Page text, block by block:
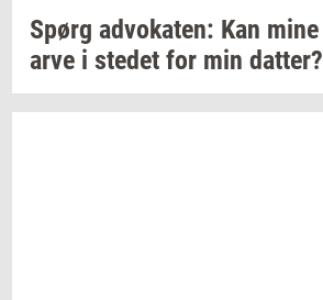
Spørg ad­vo­ka­ten: Kan mine
arve i ste­det for min dat­ter?